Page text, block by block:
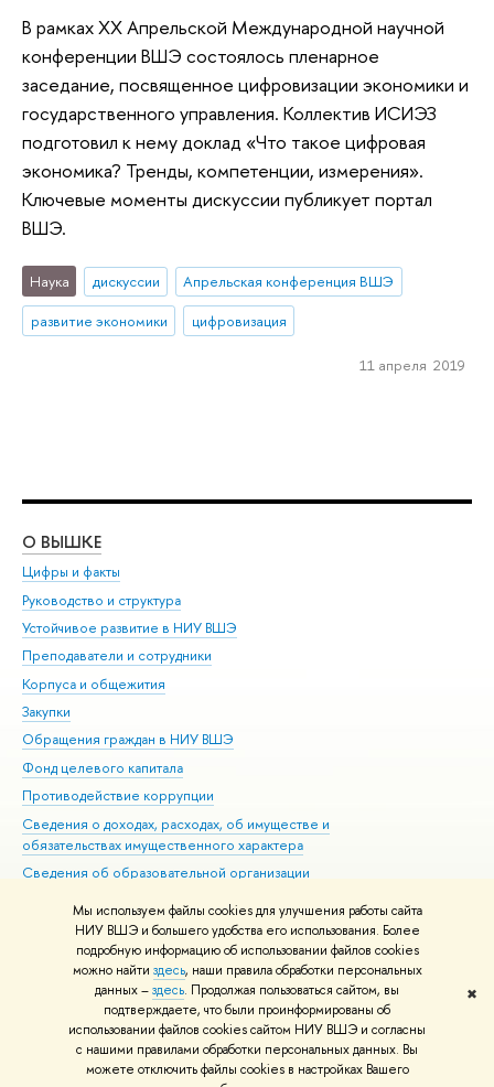
Мы используем файлы cookies для улучшения работы сайта
НИУ ВШЭ и большего удобства его использования. Более
подробную информацию об использовании файлов cookies
можно найти здесь, наши правила обработки персональных
данных –здесь. Продолжая пользоваться сайтом, вы
подтверждаете, что были проинформированы об
использовании файлов cookies сайтом НИУ ВШЭ и согласны
с нашими правилами обработки персональных данных. Вы
можете отключить файлы cookies в настройках Вашего
✖
В рамках XX Апрельской Международной научной
конференции ВШЭ состоялось пленарное
заседание, посвященное цифровизации экономики и
государственного управления. Коллектив ИСИЭЗ
подготовил к нему доклад «Что такое цифровая
экономика? Тренды, компетенции, измерения».
Ключевые моменты дискуссии публикует портал
ВШЭ.
Наука дискуссии
Апрельская конференция ВШЭ
развитие экономики
цифровизация
11 апреля 2019
О ВЫШКЕ
Цифры и факты
Руководство и структура
Устойчивое развитие в НИУ ВШЭ
Преподаватели и сотрудники
Корпуса и общежития
Закупки
Обращения граждан в НИУ ВШЭ
Фонд целевого капитала
Противодействие коррупции
Сведения о доходах, расходах, об имуществе и
обязательствах имущественного характера
Сведения об образовательной организации
Людям с ограниченными возможностями здоровья
Единая платежная страница
Работа в Вышке
© НИУ ВШЭ 1993–2026 Адреса и контакты Условия использования
материалов Политика конфиденциальности Карта сайта
Шрифты HSE Sans и HSE Slab разработаны вШколе дизайна НИУ ВШЭ